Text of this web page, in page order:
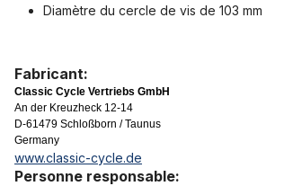
Diamètre du cercle de vis de 103 mm
Fabricant:
Classic Cycle Vertriebs GmbH
An der Kreuzheck 12-14
D-61479 Schloßborn / Taunus
Germany
www.classic-cycle.de
Personne responsable: